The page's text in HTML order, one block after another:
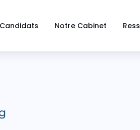
Candidats Notre Cabinet